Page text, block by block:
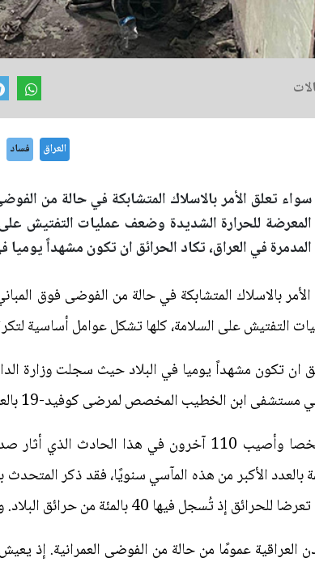
العراق فساد
سواء تعلق الأمر بالاسلاك المتشابكة في حالة من
المعرضة للحرارة الشديدة وضعف عمليات التفتيش
المدمرة في العراق، تكاد الحرائق ان تكون مشهداً يوميا
بالاسلاك المتشابكة في حالة من الفوضى فوق
التفتيش على السلامة، كلها تشكل عوامل أساسية
ابن الخطيب المخصص لمرضى كوفيد-19 بالعاصمة بغداد. بحسب فرانس برس.
بالعدد الأكبر من هذه المآسي سنويًا، فقد ذكر
40 بالمئة من حرائق البلاد. وقد أحصي فيها 2800 حريق خلال الأشهر الثلاثة الأولى من 2021".